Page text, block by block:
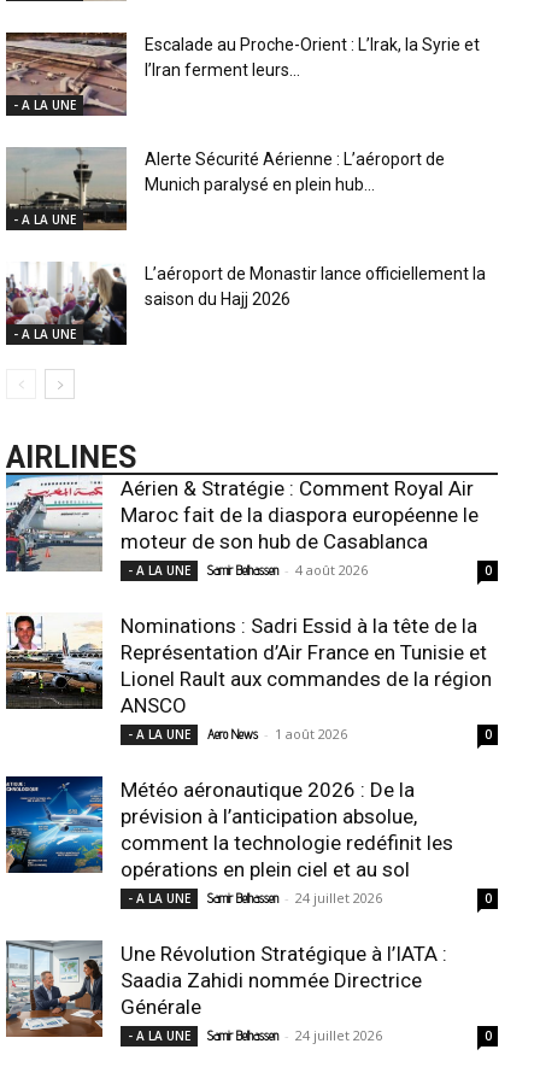
- A LA UNE
Escalade au Proche-Orient : L’Irak, la Syrie et
l’Iran ferment leurs...
- A LA UNE
Alerte Sécurité Aérienne : L’aéroport de
Munich paralysé en plein hub...
- A LA UNE
L’aéroport de Monastir lance officiellement la
saison du Hajj 2026
AIRLINES
Aérien & Stratégie : Comment Royal Air
Maroc fait de la diaspora européenne le
moteur de son hub de Casablanca
- A LA UNE Samir Belhassen - 4 août 2026 0
Nominations : Sadri Essid à la tête de la
Représentation d’Air France en Tunisie et
Lionel Rault aux commandes de la région
ANSCO
- A LA UNE Aero News - 1 août 2026 0
Météo aéronautique 2026 : De la
prévision à l’anticipation absolue,
comment la technologie redéfinit les
opérations en plein ciel et au sol
- A LA UNE Samir Belhassen - 24 juillet 2026 0
Une Révolution Stratégique à l’IATA :
Saadia Zahidi nommée Directrice
Générale
- A LA UNE Samir Belhassen - 24 juillet 2026 0